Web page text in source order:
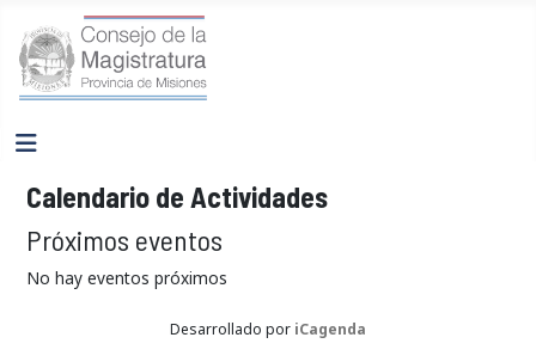
Calendario de Actividades
Próximos eventos
No hay eventos próximos
Desarrollado por iCagenda